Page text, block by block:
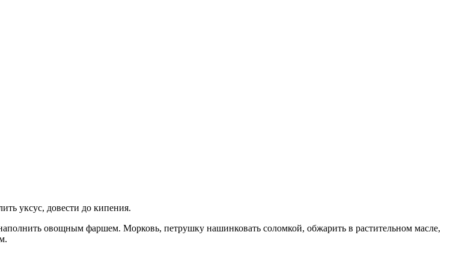
уксус, довести до кипения.
овощным фаршем. Морковь, петрушку нашинковать соломкой, обжарить в растительном масле,